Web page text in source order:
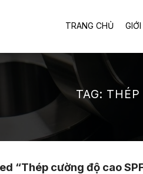
TRANG CHỦ
TAG:
“Thép cường độ cao